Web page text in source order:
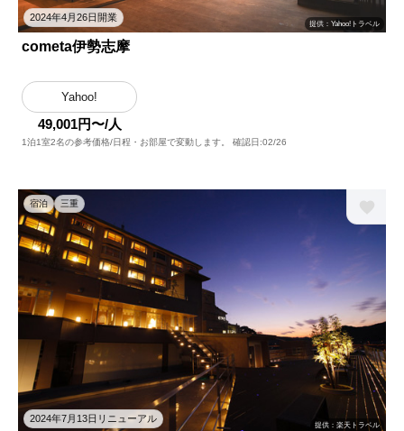
2024年4月26日開業
提供：Yahoo!トラベル
cometa伊勢志摩
Yahoo!
49,001円〜/人
1泊1室2名の参考価格/日程・お部屋で変動します。 確認日:02/26
宿泊 三重
2024年7月13日リニューアル
提供：楽天トラベル